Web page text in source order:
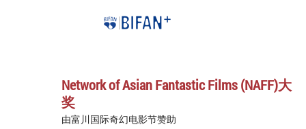
Network of Asian Fantastic Films (NAFF)大
奖
由富川国际奇幻电影节赞助